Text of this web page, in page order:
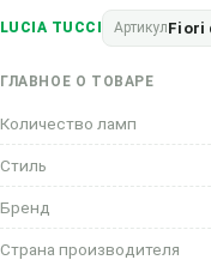
LUCIA TUCCI АртикулFiori
ГЛАВНОЕ О ТОВАРЕ
Количество ламп
Стиль
Бренд
Страна производителя